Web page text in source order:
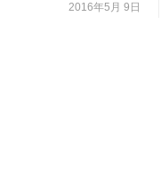
2016年5月 9日